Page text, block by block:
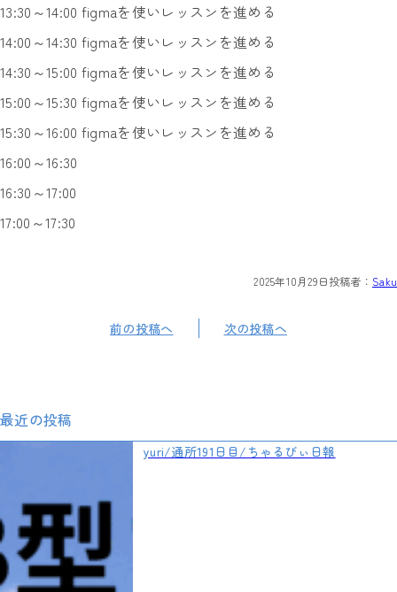
13:30～14:00 figmaを使いレッスンを進める
14:00～14:30 figmaを使いレッスンを進める
14:30～15:00 figmaを使いレッスンを進める
15:00～15:30 figmaを使いレッスンを進める
15:30～16:00 figmaを使いレッスンを進める
16:00～16:30
16:30～17:00
17:00～17:30
2025年10月29日投稿者： Saku
前の投稿へ 次の投稿へ
最近の投稿
yuri/通所191日目/ちゃるびぃ日報